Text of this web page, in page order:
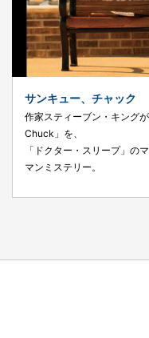
サンキュー、チャック
作家スティーブン・キング
Chuck」を、
「ドクター・スリープ」の
マンミステリー。